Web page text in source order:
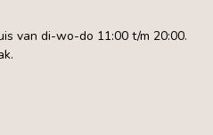
van di-wo-do 11:00 t/m 20:00.